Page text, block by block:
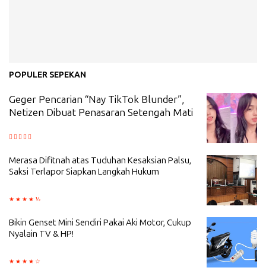
POPULER SEPEKAN
Geger Pencarian “Nay TikTok Blunder”,
Netizen Dibuat Penasaran Setengah Mati
Merasa Difitnah atas Tuduhan Kesaksian Palsu,
Saksi Terlapor Siapkan Langkah Hukum
Bikin Genset Mini Sendiri Pakai Aki Motor, Cukup
Nyalain TV & HP!